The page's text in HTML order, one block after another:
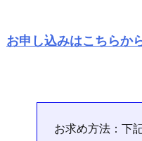
お申し込みはこちらか
お求め方法：下